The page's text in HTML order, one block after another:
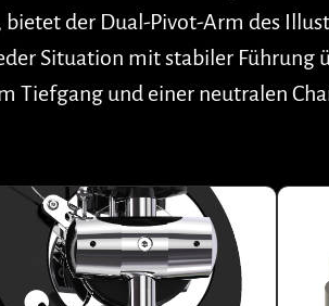
bietet der Dual-Pivot-Arm des
Situation mit stabiler
Tiefgang und einer neutralen